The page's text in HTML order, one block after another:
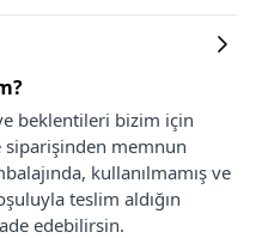
beklentileri bizim için
memnun
kullanılmamış ve
teslim aldığın
edebilirsin.